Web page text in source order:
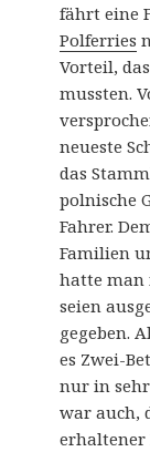
fährt eine
Polferries
Vorteil,
mussten.
neueste
das
polnische
Fahrer.
Familien
hatte man
seien
gegeben.
es Zwei-
nur in
war auch,
erhaltener